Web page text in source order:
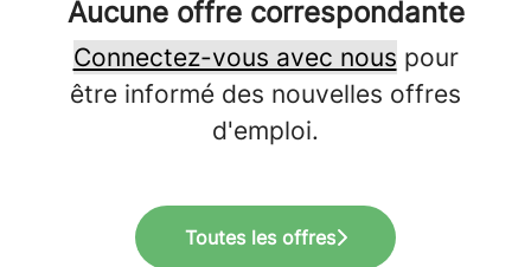
Aucune offre correspondante
Connectez-vous avec nous pour
être informé des nouvelles offres
d'emploi.
Toutes les offres